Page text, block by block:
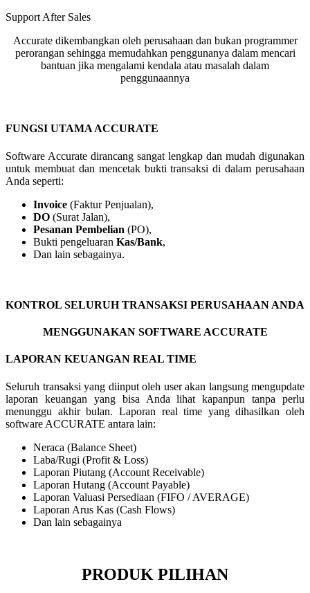
Support After Sales
Accurate dikembangkan oleh perusahaan dan bukan programmer
perorangan sehingga memudahkan penggunanya dalam mencari
bantuan jika mengalami kendala atau masalah dalam
penggunaannya
FUNGSI UTAMA ACCURATE
Software Accurate dirancang sangat lengkap dan mudah digunakan
untuk membuat dan mencetak bukti transaksi di dalam perusahaan
Anda seperti:
Invoice (Faktur Penjualan),
DO (Surat Jalan),
Pesanan Pembelian (PO),
Bukti pengeluaran Kas/Bank,
Dan lain sebagainya.
KONTROL SELURUH TRANSAKSI PERUSAHAAN ANDA
MENGGUNAKAN SOFTWARE ACCURATE
LAPORAN KEUANGAN REAL TIME
Seluruh transaksi yang diinput oleh user akan langsung mengupdate
laporan keuangan yang bisa Anda lihat kapanpun tanpa perlu
menunggu akhir bulan. Laporan real time yang dihasilkan oleh
software ACCURATE antara lain:
Neraca (Balance Sheet)
Laba/Rugi (Profit & Loss)
Laporan Piutang (Account Receivable)
Laporan Hutang (Account Payable)
Laporan Valuasi Persediaan (FIFO / AVERAGE)
Laporan Arus Kas (Cash Flows)
Dan lain sebagainya
PRODUK PILIHAN